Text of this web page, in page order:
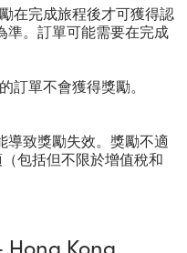
在完成旅程後才可獲得認
準。訂單可能需要在完成
訂單不會獲得獎勵。
導致獎勵失效。獎勵不適
包括但不限於增值稅和